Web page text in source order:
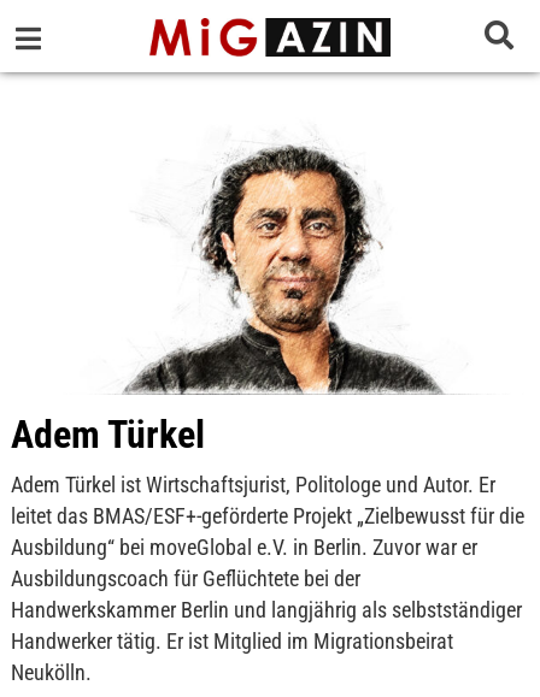
Adem Türkel
Adem Türkel ist Wirtschaftsjurist, Politologe und Autor. Er
leitet das BMAS/ESF+-geförderte Projekt „Zielbewusst für die
Ausbildung“ bei moveGlobal e.V. in Berlin. Zuvor war er
Ausbildungscoach für Geflüchtete bei der
Handwerkskammer Berlin und langjährig als selbstständiger
Handwerker tätig. Er ist Mitglied im Migrationsbeirat
Neukölln.